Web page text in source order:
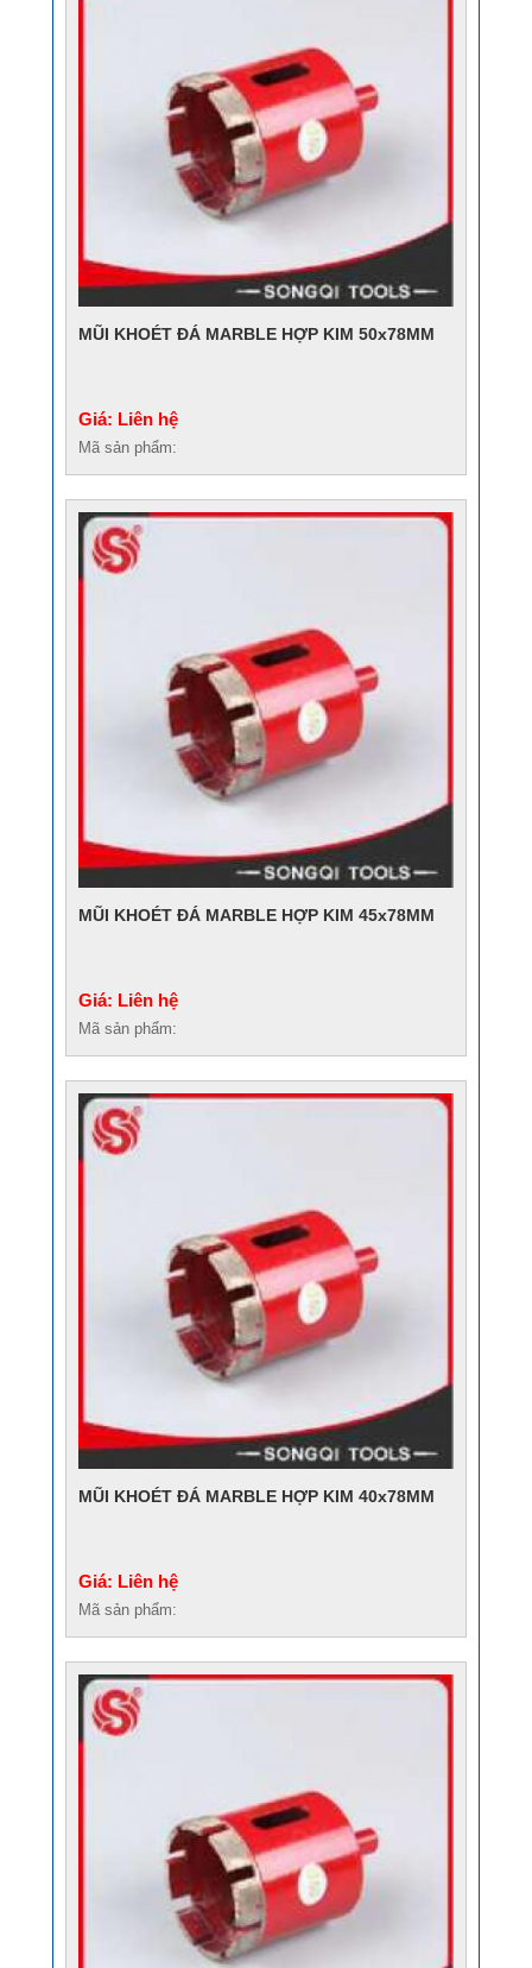
MŨI KHOÉT ĐÁ MARBLE HỢP KIM 50x78MM
Giá: Liên hệ
Mã sản phẩm:
MŨI KHOÉT ĐÁ MARBLE HỢP KIM 45x78MM
Giá: Liên hệ
Mã sản phẩm:
MŨI KHOÉT ĐÁ MARBLE HỢP KIM 40x78MM
Giá: Liên hệ
Mã sản phẩm: